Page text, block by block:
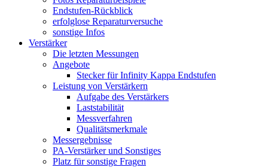
Endstufen-Rückblick
erfolglose Reparaturversuche
sonstige Infos
Verstärker
Die letzten Messungen
Angebote
Stecker für Infinity Kappa Endstufen
Leistung von Verstärkern
Aufgabe des Verstärkers
Laststabilität
Messverfahren
Qualitätsmerkmale
Messergebnisse
PA-Verstärker und Sonstiges
Platz für sonstige Fragen